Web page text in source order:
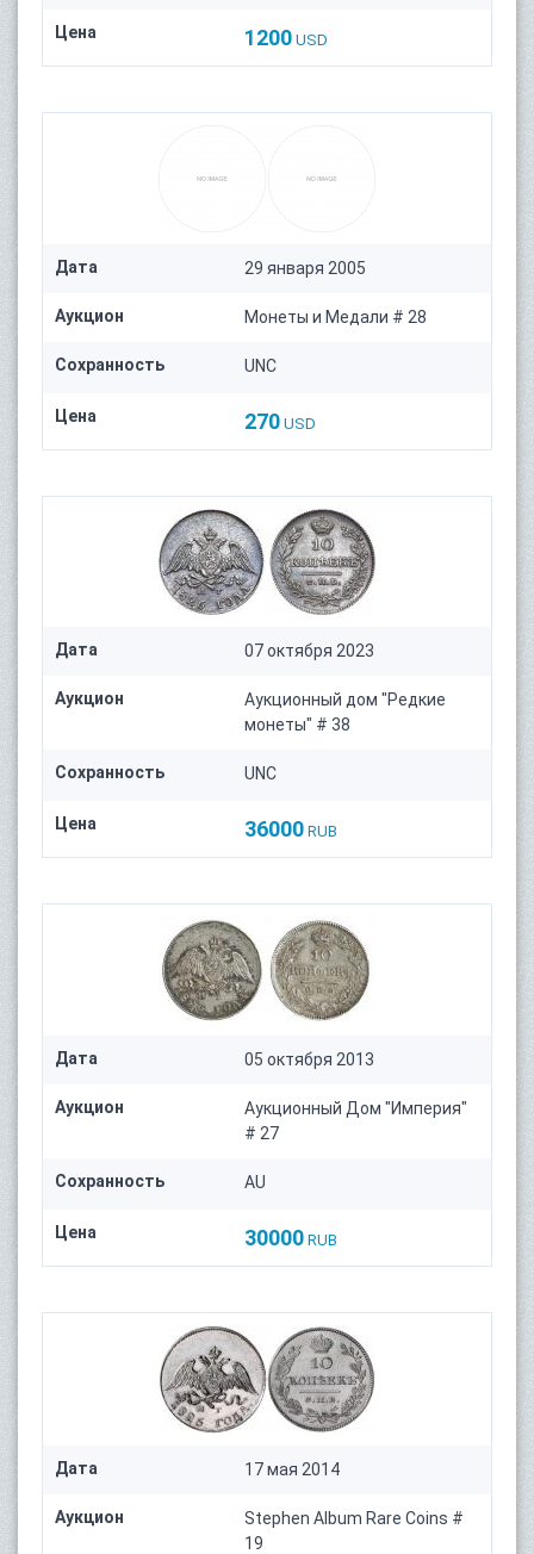
Цена 1200 USD
Дата 29 января 2005
Аукцион Монеты и Медали # 28
Сохранность UNC
Цена 270 USD
Дата 07 октября 2023
Аукцион
Аукционный дом "Редкие
монеты" # 38
Сохранность UNC
Цена 36000 RUB
Дата 05 октября 2013
Аукцион
Аукционный Дом "Империя"
# 27
Сохранность AU
Цена 30000 RUB
Дата 17 мая 2014
Аукцион
Stephen Album Rare Coins #
19